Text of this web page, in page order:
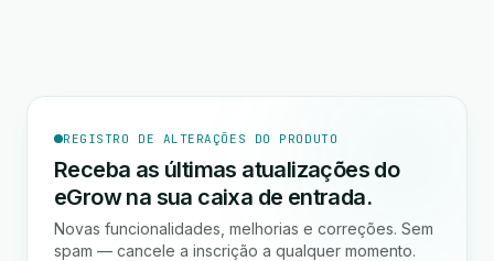
REGISTRO DE ALTERAÇÕES DO PRODUTO
Receba as últimas atualizações do
eGrow na sua caixa de entrada.
Novas funcionalidades, melhorias e correções. Sem
spam — cancele a inscrição a qualquer momento.